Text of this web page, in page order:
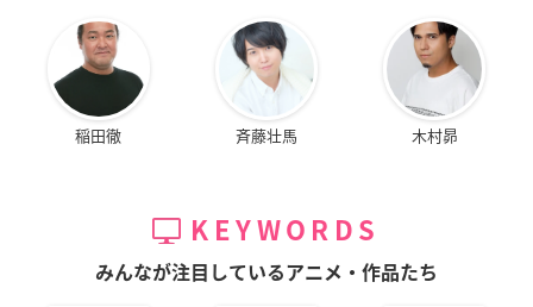
稲田徹 斉藤壮馬 木村昴
KEYWORDS
みんなが注目しているアニメ・作品たち